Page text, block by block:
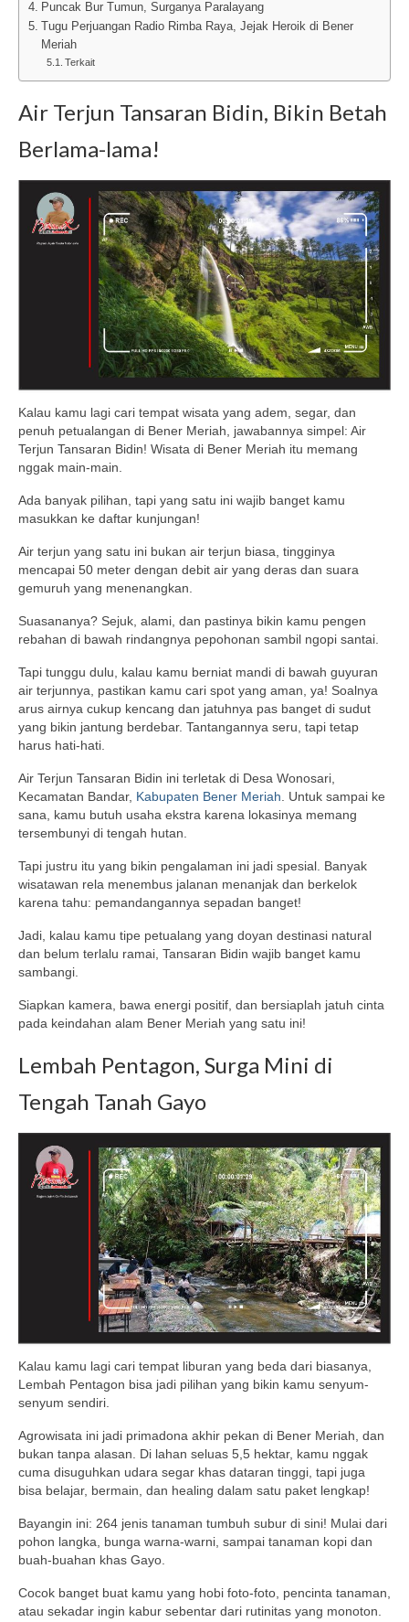
Puncak Bur Tumun, Surganya Paralayang
Tugu Perjuangan Radio Rimba Raya, Jejak Heroik di Bener
Meriah
Terkait
Air Terjun Tansaran Bidin, Bikin Betah
Berlama-lama!
Kalau kamu lagi cari tempat wisata yang adem, segar, dan
penuh petualangan di Bener Meriah, jawabannya simpel: Air
Terjun Tansaran Bidin! Wisata di Bener Meriah itu memang
nggak main-main.
Ada banyak pilihan, tapi yang satu ini wajib banget kamu
masukkan ke daftar kunjungan!
Air terjun yang satu ini bukan air terjun biasa, tingginya
mencapai 50 meter dengan debit air yang deras dan suara
gemuruh yang menenangkan.
Suasananya? Sejuk, alami, dan pastinya bikin kamu pengen
rebahan di bawah rindangnya pepohonan sambil ngopi santai.
Tapi tunggu dulu, kalau kamu berniat mandi di bawah guyuran
air terjunnya, pastikan kamu cari spot yang aman, ya! Soalnya
arus airnya cukup kencang dan jatuhnya pas banget di sudut
yang bikin jantung berdebar. Tantangannya seru, tapi tetap
harus hati-hati.
Air Terjun Tansaran Bidin ini terletak di Desa Wonosari,
Kecamatan Bandar, Kabupaten Bener Meriah. Untuk sampai ke
sana, kamu butuh usaha ekstra karena lokasinya memang
tersembunyi di tengah hutan.
Tapi justru itu yang bikin pengalaman ini jadi spesial. Banyak
wisatawan rela menembus jalanan menanjak dan berkelok
karena tahu: pemandangannya sepadan banget!
Jadi, kalau kamu tipe petualang yang doyan destinasi natural
dan belum terlalu ramai, Tansaran Bidin wajib banget kamu
sambangi.
Siapkan kamera, bawa energi positif, dan bersiaplah jatuh cinta
pada keindahan alam Bener Meriah yang satu ini!
Lembah Pentagon, Surga Mini di
Tengah Tanah Gayo
Kalau kamu lagi cari tempat liburan yang beda dari biasanya,
Lembah Pentagon bisa jadi pilihan yang bikin kamu senyum-
senyum sendiri.
Agrowisata ini jadi primadona akhir pekan di Bener Meriah, dan
bukan tanpa alasan. Di lahan seluas 5,5 hektar, kamu nggak
cuma disuguhkan udara segar khas dataran tinggi, tapi juga
bisa belajar, bermain, dan healing dalam satu paket lengkap!
Bayangin ini: 264 jenis tanaman tumbuh subur di sini! Mulai dari
pohon langka, bunga warna-warni, sampai tanaman kopi dan
buah-buahan khas Gayo.
Cocok banget buat kamu yang hobi foto-foto, pencinta tanaman,
atau sekadar ingin kabur sebentar dari rutinitas yang monoton.